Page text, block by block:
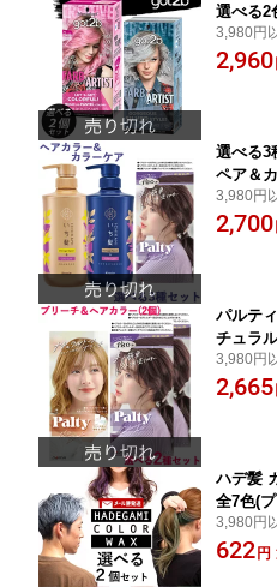
選べる2
ダブル
コフ ヘ
3,980円
土日祝
2,960
選べる3
ペア＆
ィショ
ングミ
3,980円
土日祝
2,700
パルテ
チュラ
個 Palty
道除く)
3,980円
は9,800
2,665
ハデ髪
全7色(
エロー/
ブルー/
3,980円
土日祝
622円